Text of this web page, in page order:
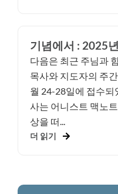
기념에서 : 2025
다음은 최근 주님과
목사와 지도자의 주
월 24-28일에 접수되
사는 어니스트 맥노
상을 떠...
더 읽기